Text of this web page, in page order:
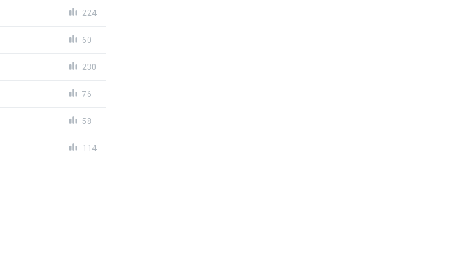
224
60
230
76
58
114